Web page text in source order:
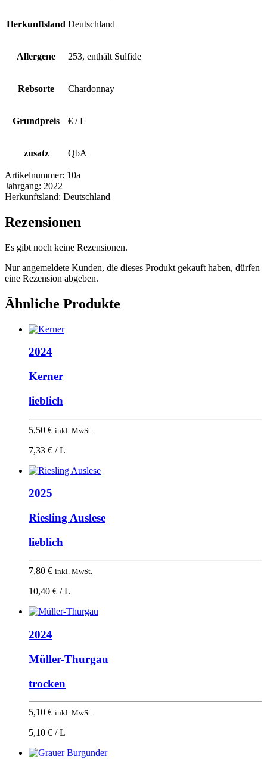
Herkunftsland Deutschland
Allergene 253, enthält Sulfide
Rebsorte Chardonnay
Grundpreis € / L
zusatz QbA
Artikelnummer: 10a
Jahrgang: 2022
Herkunftsland: Deutschland
Rezensionen
Es gibt noch keine Rezensionen.
Nur angemeldete Kunden, die dieses Produkt gekauft haben, dürfen
eine Rezension abgeben.
Ähnliche Produkte
2024
Kerner
lieblich
5,50 € inkl. MwSt.
7,33 € / L
2025
Riesling Auslese
lieblich
7,80 € inkl. MwSt.
10,40 € / L
2024
Müller-Thurgau
trocken
5,10 € inkl. MwSt.
5,10 € / L